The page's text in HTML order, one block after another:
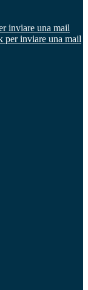
inviare una mail
per inviare una mail